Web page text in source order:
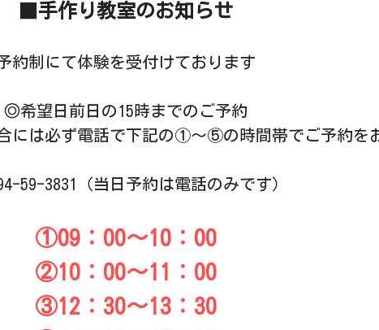
手作り教室のお知らせ
約制にて体験を受付けております
◎希望日前日の15時までのご予約
には必ず電話で下記の①～⑤の時間帯でご予約を
59-3831（当日予約は電話のみです）
①09：00～10：00
②10：00～11：00
③12：30～13：30